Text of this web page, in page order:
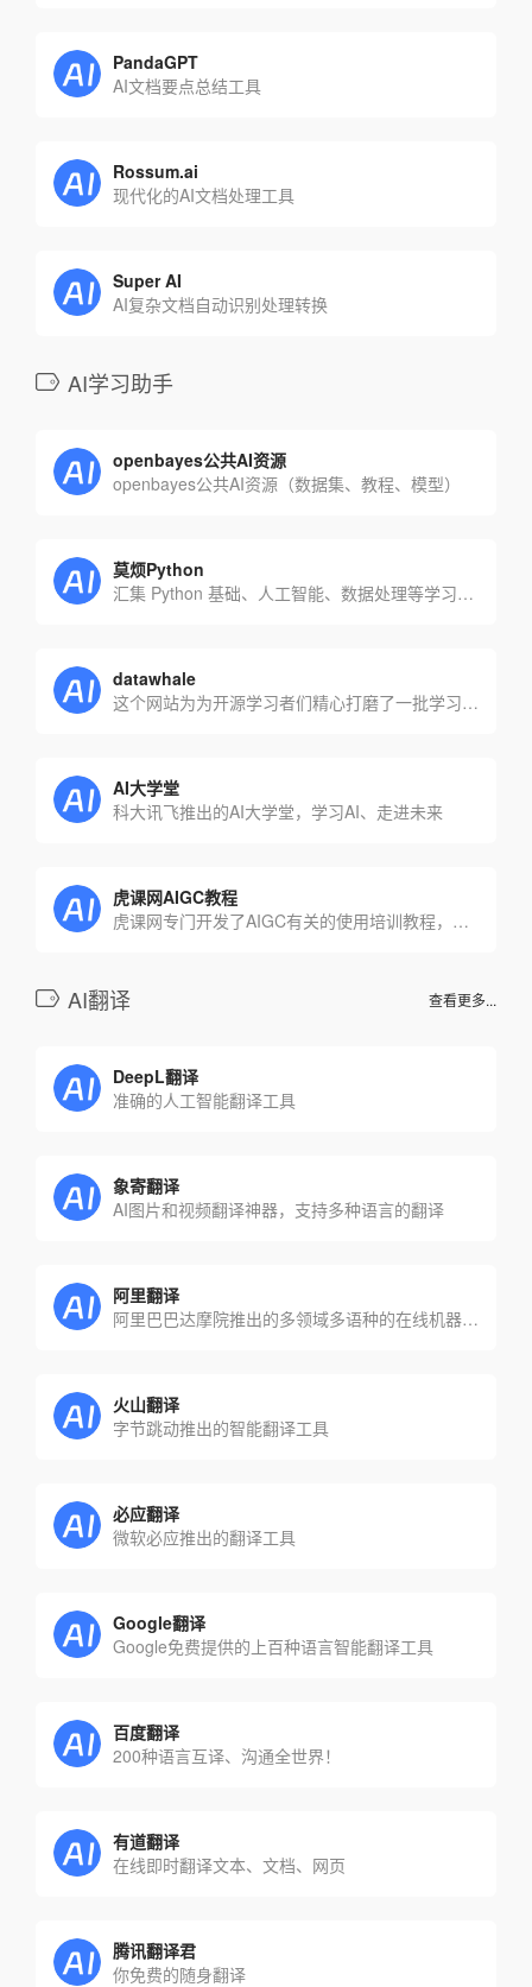
PandaGPT
AI文档要点总结工具
Rossum.ai
现代化的AI文档处理工具
Super AI
AI复杂文档自动识别处理转换
AI学习助手
openbayes公共AI资源
openbayes公共AI资源（数据集、教程、模型）
莫烦Python
汇集 Python 基础、人工智能、数据处理等学习教程
datawhale
这个网站为为开源学习者们精心打磨了一批学习资料
AI大学堂
科大讯飞推出的AI大学堂，学习AI、走进未来
虎课网AIGC教程
虎课网专门开发了AIGC有关的使用培训教程，包括ChatGPT进阶教程、AI绘画教程(例如Midjourney、Stable Diffusion)、电商设计等多种AI设计培训课，旨在帮助用户快速入门AIGC技术，并在实际工作中应用
AI翻译 查看更多...
DeepL翻译
准确的人工智能翻译工具
象寄翻译
AI图片和视频翻译神器，支持多种语言的翻译
阿里翻译
阿里巴巴达摩院推出的多领域多语种的在线机器翻译
火山翻译
字节跳动推出的智能翻译工具
必应翻译
微软必应推出的翻译工具
Google翻译
Google免费提供的上百种语言智能翻译工具
百度翻译
200种语言互译、沟通全世界！
有道翻译
在线即时翻译文本、文档、网页
腾讯翻译君
你免费的随身翻译